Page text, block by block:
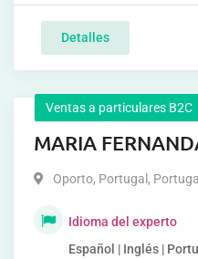
Detalles
Ventas a particulares B2C
MARIA
Oporto, Portugal , Portugal
Idioma del experto
Español | Inglés |